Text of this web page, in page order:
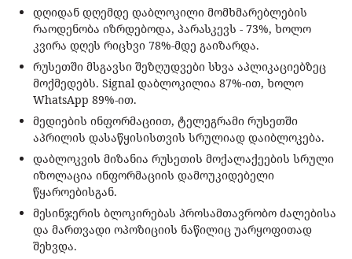
დღიდან დღემდე დაბლოკილი მომხმარებლების
რაოდენობა იზრდებოდა, პარასკევს - 73%, ხოლო
კვირა დღეს რიცხვი 78%-მდე გაიზარდა.
რუსეთში მსგავსი შეზღუდვები სხვა აპლიკაციებზეც
მოქმედებს. Signal დაბლოკილია 87%-ით, ხოლო
WhatsApp 89%-ით.
მედიების ინფორმაციით, ტელეგრამი რუსეთში
აპრილის დასაწყისისთვის სრულიად დაიბლოკება.
დაბლოკვის მიზანია რუსეთის მოქალაქეების სრული
იზოლაცია ინფორმაციის დამოუკიდებელი
წყაროებისგან.
მესინჯერის ბლოკირებას პროსამთავრობო ძალებისა
და მართვადი ოპოზიციის ნაწილიც უარყოფითად
შეხვდა.